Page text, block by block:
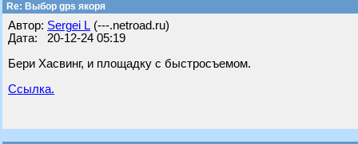
Re: Выбор gps якоря
Автор: Sergei L (---.netroad.ru)
Дата: 20-12-24 05:19
Бери Хасвинг, и площадку с быстросъемом.
Ссылка.